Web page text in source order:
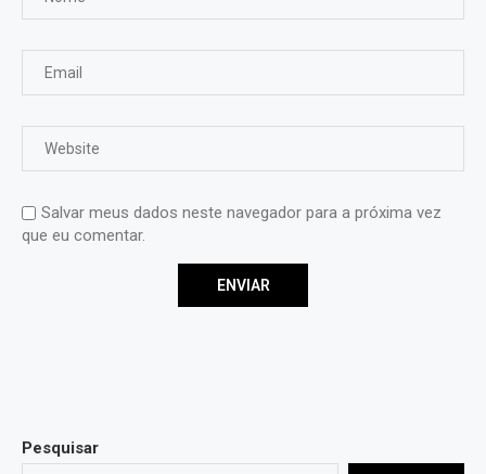
Salvar meus dados neste navegador para a próxima vez
que eu comentar.
Pesquisar